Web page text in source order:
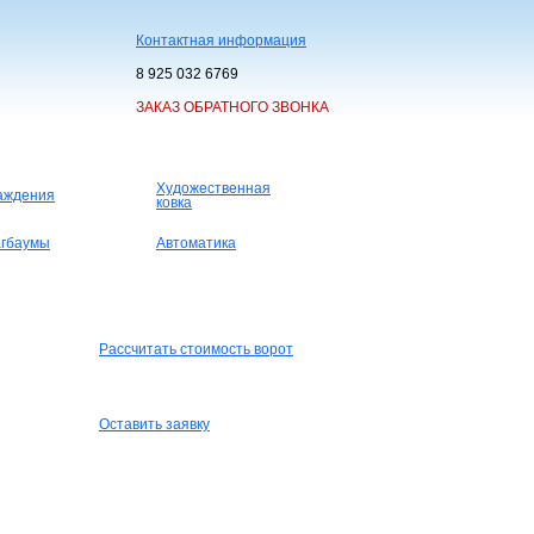
Контактная информация
8 925 032 6769
ЗАКАЗ ОБРАТНОГО ЗВОНКА
Художественная
ковка
Автоматика
Рассчитать стоимость ворот
Оставить заявку